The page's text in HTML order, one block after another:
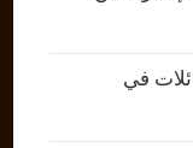
أوفيس 365 للعائلات في